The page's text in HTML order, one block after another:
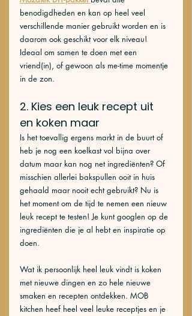
benodigdheden en kan op heel veel
verschillende manier gebruikt worden en is
daarom ook geschikt voor elk niveau!
Ideaal om samen te doen met een
vriend(in), of gewoon als me-time momentje
in de zon.
2. Kies een leuk recept uit
en koken maar
Is het toevallig ergens markt in de buurt of
heb je nog een koelkast vol bijna over
datum maar kan nog net ingrediënten? Of
misschien allerlei bakspullen ooit in huis
gehaald maar nooit echt gebruikt? Nu is
het moment om de tijd te nemen een nieuw
leuk recept te testen! Je kunt googlen op de
ingrediënten die je al hebt en inspiratie op
doen.
Wat ik persoonlijk heel leuk vindt is koken
met nieuwe dingen en zo hele nieuwe
smaken en recepten ontdekken. MOB
kitchen heef heel veel leuke receptjes en je